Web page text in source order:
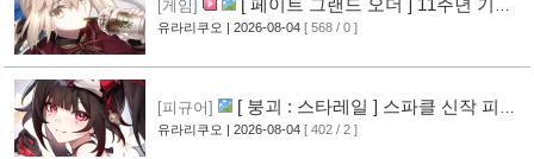
[게임]
[ 페이트 그랜드 오더 ] 11주년 기념
영상 공개
[8]
유라리쿠오 | 2026-08-04 [ 568 / 0 ]
[피규어]
[ 붕괴 : 스타레일 ] 스파클 신작 피규
어 공개
[5]
유라리쿠오 | 2026-08-04 [ 402 / 2 ]